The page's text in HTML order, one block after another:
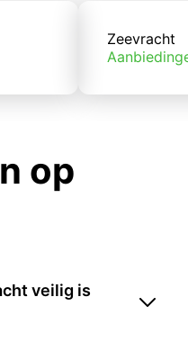
Zeevracht
op
veilig is